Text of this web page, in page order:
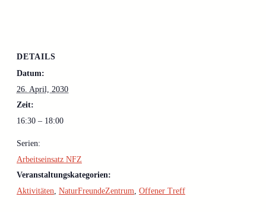
DETAILS
Datum:
26. April, 2030
Zeit:
16:30 – 18:00
Serien:
Arbeitseinsatz NFZ
Veranstaltungskategorien:
Aktivitäten NaturFreundeZentrum Offener Treff